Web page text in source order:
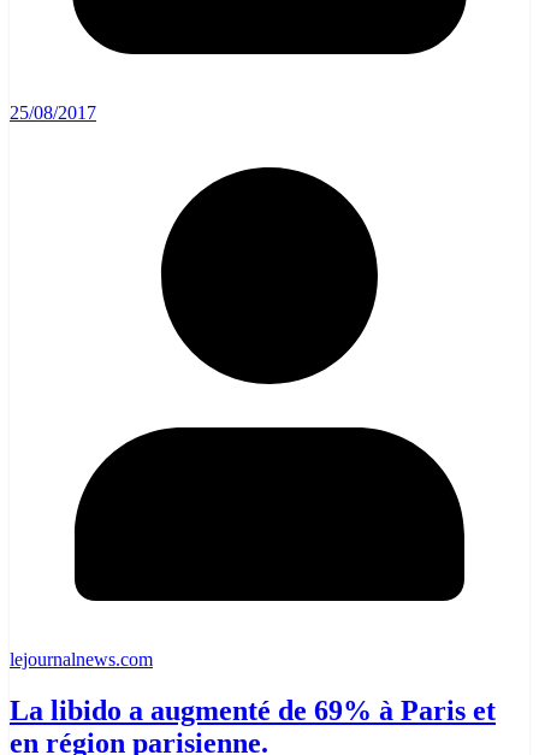
25/08/2017
lejournalnews.com
La libido a augmenté de 69% à Paris et
en région parisienne.